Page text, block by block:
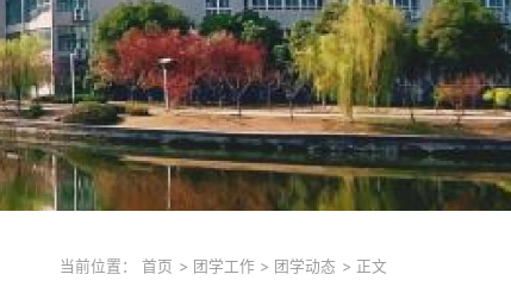
当前位置： 首页 > 团学工作 > 团学动态 > 正文